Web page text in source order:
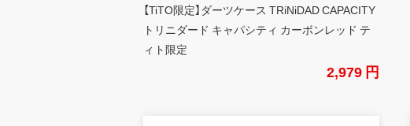
【TiTO限定】ダーツケース TRiNiDAD CAPACITY
トリニダード キャパシティ カーボンレッド テ
ィト限定
2,979 円